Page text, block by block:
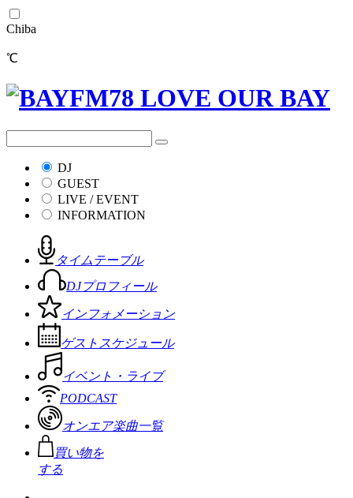
Chiba
℃
DJ
GUEST
LIVE / EVENT
INFORMATION
タイムテーブル
DJプロフィール
インフォメーション
ゲストスケジュール
イベント・ライブ
PODCAST
オンエア楽曲一覧
買い物を
する